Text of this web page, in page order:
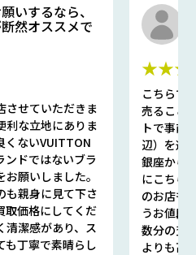
いするなら、
然オススメで
させていただきま
利な立地にありま
くないVUITTON
ンドではないブラ
願いしました。
も親身に見て下さ
取価格にしてくだ
清潔感があり、ス
も丁寧で素晴らし
こちらで
売ること
トで事前
辺）を選
銀座から
にこちら
のお店も
うお値段
数分の査
よりも高